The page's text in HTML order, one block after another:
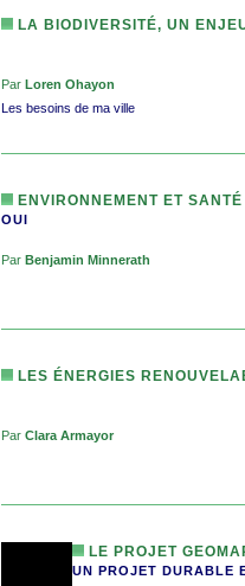
LA BIODIVERSITÉ, UN
Par Loren Ohayon
Les besoins de ma ville
ENVIRONNEMENT ET SANTÉ
OUI
Par Benjamin Minnerath
LES ÉNERGIES
Par Clara Armayor
LE PROJET
UN PROJET DURABLE